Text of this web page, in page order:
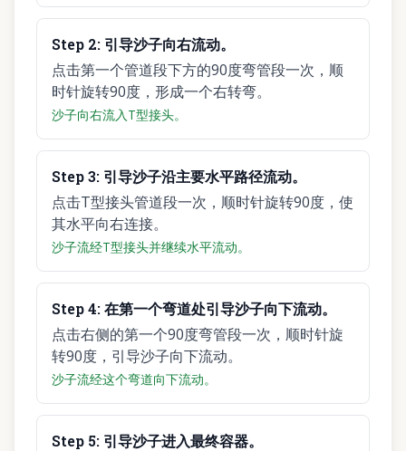
Step 2: 引导沙子向右流动。
点击第一个管道段下方的90度弯管段一次，顺
时针旋转90度，形成一个右转弯。
沙子向右流入T型接头。
Step3: 引导沙子沿主要水平路径流动。
点击T型接头管道段一次，顺时针旋转90度，使
其水平向右连接。
沙子流经T型接头并继续水平流动。
Step4:在第一个弯道处引导沙子向下流动。
点击右侧的第一个90度弯管段一次，顺时针旋
转90度，引导沙子向下流动。
沙子流经这个弯道向下流动。
Step 5: 引导沙子进入最终容器。